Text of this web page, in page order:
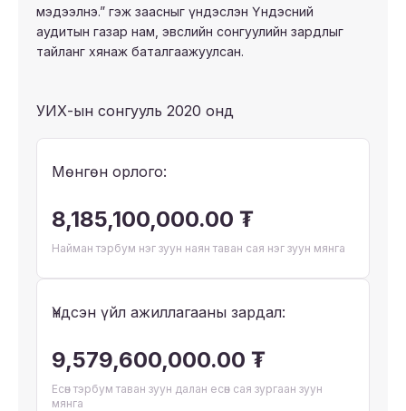
мэдээлнэ.” гэж заасныг үндэслэн Үндэсний
аудитын газар нам, эвслийн сонгуулийн зардлыг
тайланг хянаж баталгаажуулсан.
УИХ-ын сонгууль 2020 онд
Мөнгөн орлого:
8,185,100,000.00 ₮
Найман тэрбум нэг зуун наян таван сая нэг зуун мянга
Үндсэн үйл ажиллагааны зардал:
9,579,600,000.00 ₮
Есөн тэрбум таван зуун далан есөн сая зургаан зуун
мянга